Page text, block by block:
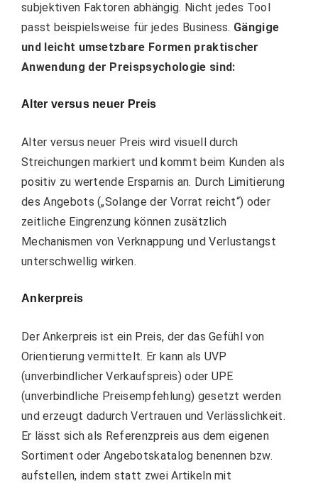
subjektiven Faktoren abhängig. Nicht jedes Tool
passt beispielsweise für jedes Business. Gängige
und leicht umsetzbare Formen praktischer
Anwendung der Preispsychologie sind:
Alter versus neuer Preis
Alter versus neuer Preiswird visuell durch
Streichungen markiert und kommt beim Kunden als
positiv zu wertende Ersparnis an. Durch Limitierung
des Angebots („Solange der Vorrat reicht“) oder
zeitliche Eingrenzung können zusätzlich
Mechanismen von Verknappung und Verlustangst
unterschwellig wirken.
Ankerpreis
DerAnkerpreis ist ein Preis, der das Gefühl von
Orientierung vermittelt. Er kann als UVP
(unverbindlicher Verkaufspreis) oder UPE
(unverbindliche Preisempfehlung) gesetzt werden
und erzeugt dadurch Vertrauen und Verlässlichkeit.
Er lässt sich als Referenzpreis aus dem eigenen
Sortiment oder Angebotskatalog benennen bzw.
aufstellen, indem statt zwei Artikeln mit